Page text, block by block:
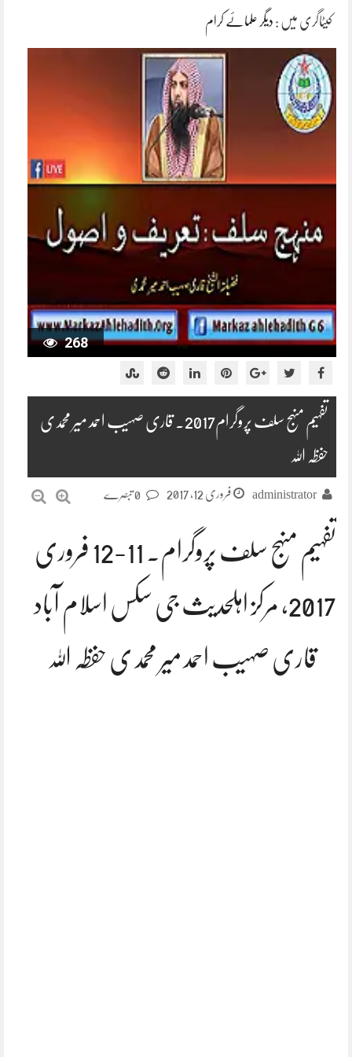
کیٹاگری میں : دیگر علمائے کرام
268
تفہیم منہج سلف پروگرام2017۔ قاری صہیب احمد میر محمدی
حفظہ اللہ
administrator فروری 12, 2017
تفہیم منہج سلف پروگرام۔ 11-12 فروری
2017، مرکز اہلحدیث جی سکس اسلام آباد
قاری صہیب احمد میر محمدی حفظہ اللہ